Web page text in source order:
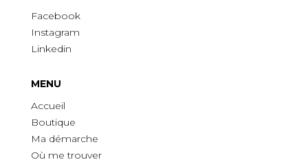
Facebook
Instagram
Linkedin
MENU
Accueil
Boutique
Ma démarche
Où me trouver